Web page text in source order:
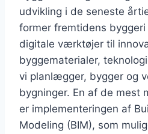
udvikling i de seneste
former fremtidens byggeri
digitale værktøjer til
byggematerialer,
vi planlægger, bygger og
bygninger. En af de mest
er implementeringen af
Modeling (BIM), som